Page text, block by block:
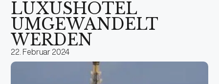
LUXUSHOTEL
UMGEWANDELT
WERDEN
22. Februar 2024